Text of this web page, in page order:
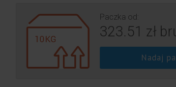
Paczka od:
323.51 zł
Nadaj